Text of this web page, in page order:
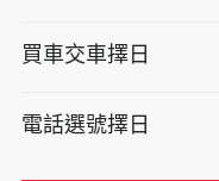
買車交車擇日
電話選號擇日